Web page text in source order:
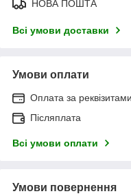
НОВА ПОШТА
Всі умови доставки
Умови оплати
Оплата за реквізитами
Післяплата
Всі умови оплати
Умови повернення